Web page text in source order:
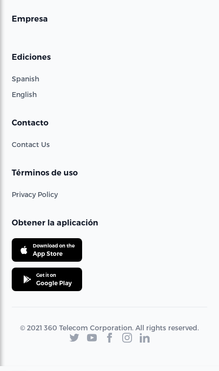
Empresa
Ediciones
Spanish
English
Contacto
Contact Us
Términos de uso
Privacy Policy
Obtener la aplicación
Download on the
App Store
Get it on
Google Play
© 2021 360 Telecom Corporation. All rights reserved.